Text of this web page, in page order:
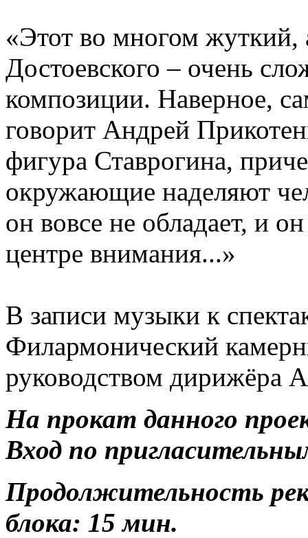
«Этот во многом
Достоевского – очень
композиции. Наверное,
говорит Андрей
фигура Ставрогина,
окружающие наделяют
он вовсе не обладает, и
центре внимания...»
В записи музыки к
Филармонический
руководством дирижёра
На прокат данного
Вход по
Продолжительность
блока: 15 мин.